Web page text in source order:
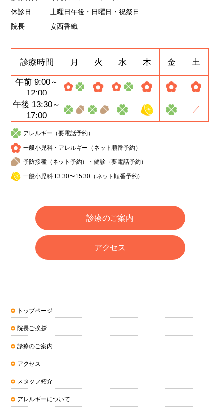
休診日
土曜日午後・日曜日・祝祭日
院長
安西香織
診療時間 月 火 水 木 金
土
午前 9:00～
12:00
午後 13:30～
17:00
／
アレルギー（要電話予約）
一般小児科・アレルギー（ネット順番予約）
予防接種（ネット予約）・健診（要電話予約）
一般小児科 13:30〜15:30（ネット順番予約）
診療のご案内
アクセス
トップページ
院長ご挨拶
診療のご案内
アクセス
スタッフ紹介
アレルギーについて